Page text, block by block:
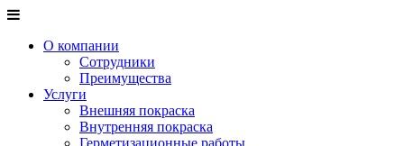
О компании
Сотрудники
Преимущества
Услуги
Внешняя покраска
Внутренняя покраска
Герметизационные работы